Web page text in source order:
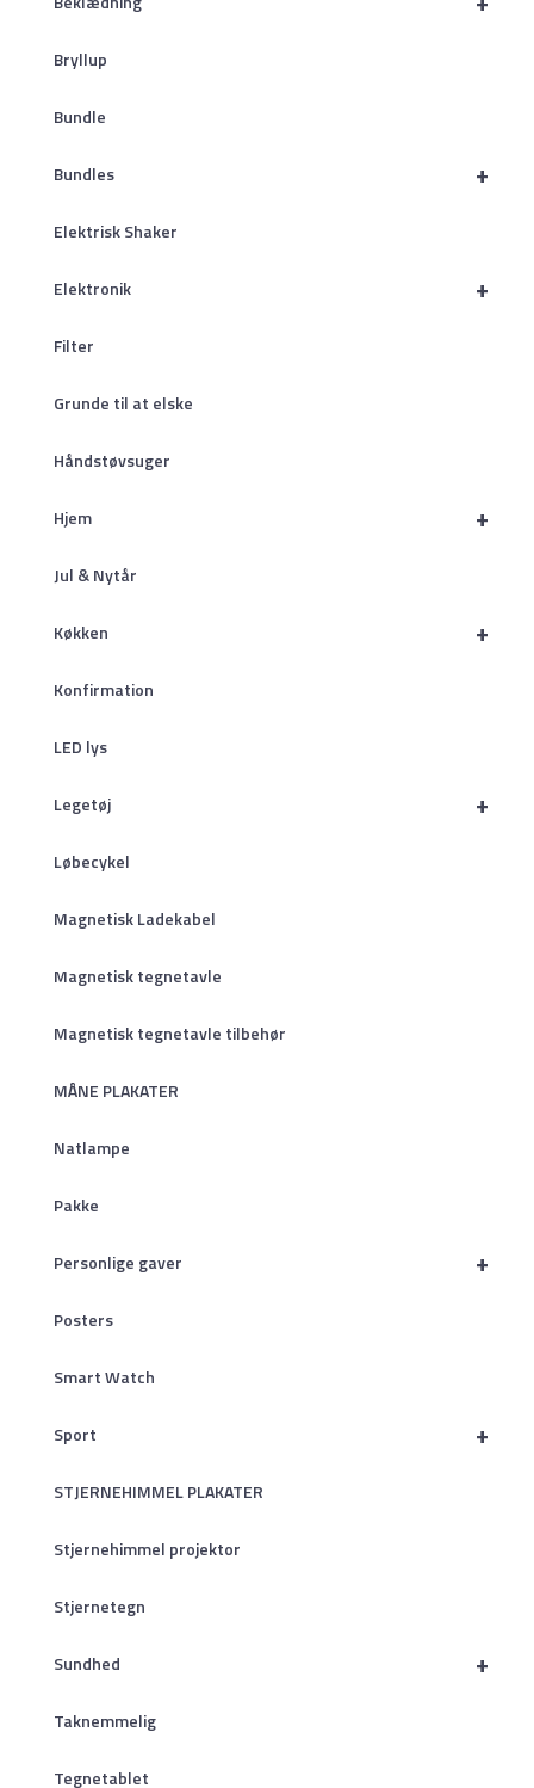
Bryllup
Bundle
+
Bundles
Elektrisk Shaker
+
Elektronik
Filter
Grunde til at elske
Håndstøvsuger
+
Hjem
Jul & Nytår
+
Køkken
Konfirmation
LED lys
+
Legetøj
Løbecykel
Magnetisk Ladekabel
Magnetisk tegnetavle
Magnetisk tegnetavle tilbehør
MÅNE PLAKATER
Natlampe
Pakke
+
Personlige gaver
Posters
Smart Watch
+
Sport
STJERNEHIMMEL PLAKATER
Stjernehimmel projektor
Stjernetegn
+
Sundhed
Taknemmelig
Tegnetablet